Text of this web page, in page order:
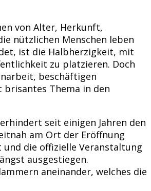
von Alter, Herkunft,
nützlichen Menschen leben
ist die Halbherzigkeit, mit
zu platzieren. Doch
beschäftigen
Thema in den
seit einigen Jahren den
am Ort der Eröffnung
die offizielle Veranstaltung
ausgestiegen.
aneinander, welches die